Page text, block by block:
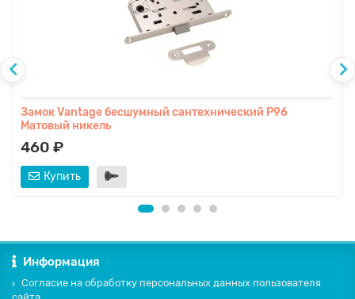
Замок Vаntage бесшумный сантехнический P96
Матовый никель
460 ₽
Купить
Информация
Согласие на обработку персональных данных пользователя